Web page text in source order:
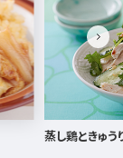
しらすと桜